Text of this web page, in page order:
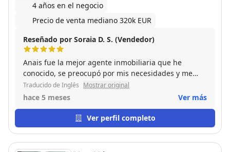
4 años en el negocio
Precio de venta mediano 320k EUR
Reseñado por Soraia D. S. (Vendedor)
Anais fue la mejor agente inmobiliaria que he
conocido, se preocupó por mis necesidades y me
propuso las mejores soluciones. Estoy realmente
agradecido por su asistencia y profesionalismo.
Traducido de Inglés Mostrar original
hace 5 meses Ver más
Ver perfil completo